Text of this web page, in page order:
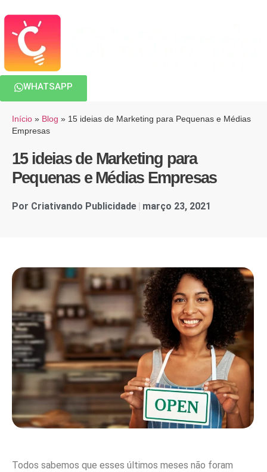
WHATSAPP
Início » Blog » 15 ideias de Marketing para Pequenas e Médias
Empresas
15 ideias de Marketing para
Pequenas e Médias Empresas
Por Criativando Publicidade março 23, 2021
Todos sabemos que esses últimos meses não foram